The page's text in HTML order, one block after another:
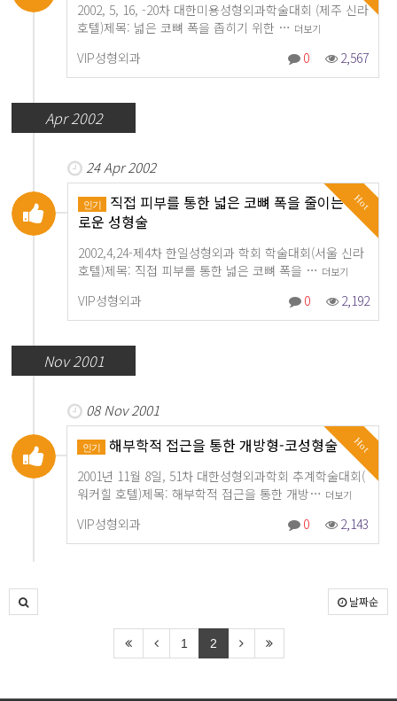
2002, 5, 16, -20차 대한미용성형외과학술대회 (제주 신라
호텔)제목: 넓은 코뼈 폭을 좁히기 위한 … 더보기
VIP성형외과 0 2,567
Apr 2002
24 Apr 2002
Hot
인기 직접 피부를 통한 넓은 코뼈 폭을 줄이는 새
로운 성형술
2002,4,24-제4차 한일성형외과 학회 학술대회(서울 신라
호텔)제목: 직접 피부를 통한 넓은 코뼈 폭을 … 더보기
VIP성형외과 0 2,192
Nov 2001
08 Nov 2001
Hot
인기 해부학적 접근을 통한 개방형-코성형술
2001년 11월 8일, 51차 대한성형외과학회 추계학술대회(
워커힐 호텔)제목: 해부학적 접근을 통한 개방… 더보기
VIP성형외과 0 2,143
날짜순
1 2